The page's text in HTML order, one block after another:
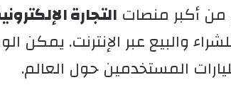
أكبر منصات التجارة
والبيع عبر الإنترنت.
المستخدمين حول العالم.